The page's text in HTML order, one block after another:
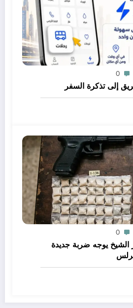
0
إلى تذكرة السفر
0
الشيخ يوجه ضربة جديدة